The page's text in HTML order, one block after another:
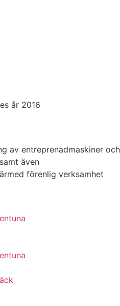
år 2016
av entreprenadmaskiner och
även
förenlig verksamhet